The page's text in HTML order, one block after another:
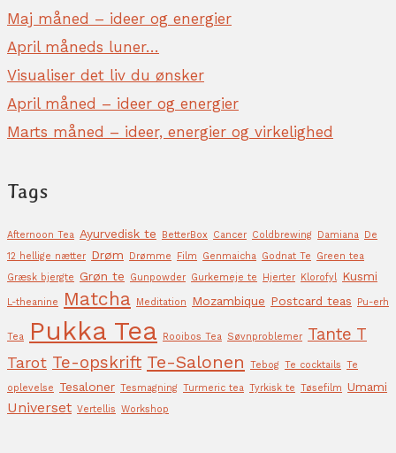
Maj måned – ideer og energier
April måneds luner…
Visualiser det liv du ønsker
April måned – ideer og energier
Marts måned – ideer, energier og virkelighed
Tags
Afternoon Tea Ayurvedisk te BetterBox Cancer Coldbrewing Damiana De
12 hellige nætter Drøm Drømme Film Genmaicha Godnat Te
Green tea
Græsk bjergte
Grøn te Gunpowder Gurkemeje te Hjerter Klorofyl Kusmi
L-theanine Matcha Meditation Mozambique Postcard teas Pu-erh
Tea Pukka Tea Rooibos Tea Søvnproblemer Tante T
Tarot Te-opskrift Te-Salonen Tebog Te cocktails Te
oplevelse
Tesaloner Tesmagning Turmeric tea Tyrkisk te Tøsefilm Umami
Universet Vertellis Workshop